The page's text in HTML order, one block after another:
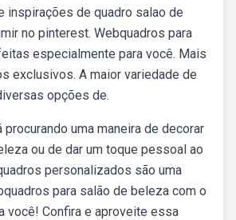
inspirações de quadro salao de
no pinterest. Webquadros para
especialmente para você. Mais
exclusivos. A maior variedade de
opções de.
uma maneira de decorar
ou de dar um toque pessoal ao
personalizados são uma
para salão de beleza com o
você! Confira e aproveite essa